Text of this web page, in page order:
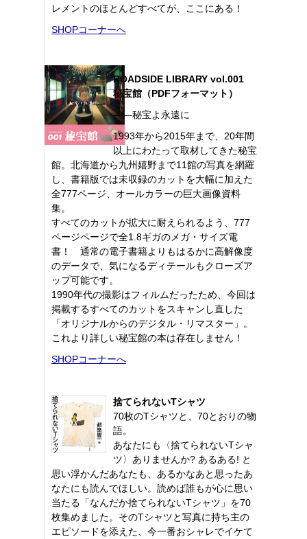
レメントのほとんどすべてが、ここにある！
SHOPコーナーへ
ROADSIDE LIBRARY vol.001
秘宝館（PDFフォーマット）
――秘宝よ永遠に
1993年から2015年まで、20年間
以上にわたって取材してきた秘宝
館。北海道から九州嬉野まで11館の写真を網羅
し、書籍版では未収録のカットを大幅に加えた
全777ページ、オールカラーの巨大画像資料
集。
すべてのカットが拡大に耐えられるよう、777
ページページで全1.8ギガのメガ・サイズ電
書！ 通常の電子書籍よりもはるかに高解像度
のデータで、気になるディテールもクローズア
ップ可能です。
1990年代の撮影はフィルムだったため、今回は
掲載するすべてのカットをスキャンし直した
「オリジナルからのデジタル・リマスター」。
これより詳しい秘宝館の本は存在しません！
SHOPコーナーへ
捨てられないTシャツ
70枚のTシャツと、70とおりの物
語。
あなたにも〈捨てられないTシャ
ツ〉ありませんか? あるある! と
思い浮かんだあなたも、あるかなあと思ったあ
なたにも読んでほしい。読めば誰もが心に思い
当たる「なんだか捨てられないTシャツ」を70
枚集めました。そのTシャツと写真に持ち主の
エピソードを添えた、今一番おシャレでイケて